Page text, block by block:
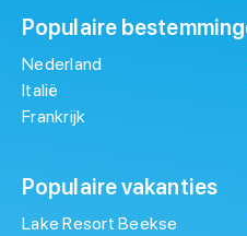
Populaire
Nederland
Italië
Frankrijk
Populaire vakanties
Lake Resort Beekse